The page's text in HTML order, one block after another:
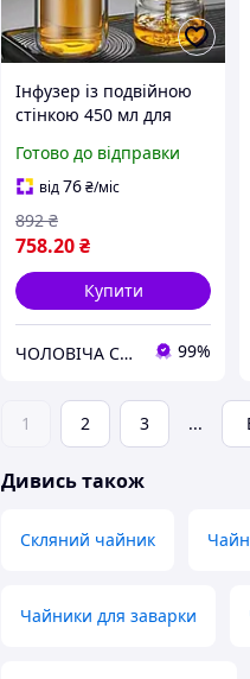
Інфузер із подвійною
стінкою 450 мл для
Бейджінг Портативна
боросилікатна скляна
колба
Готово до відправки
від76₴/міс
758.20₴
892 ₴
Купити
ЧОЛОВІЧА СПРАВА 99%
1 2 3 ...
Дивись також
Скляний чайник
Чайники для заварки